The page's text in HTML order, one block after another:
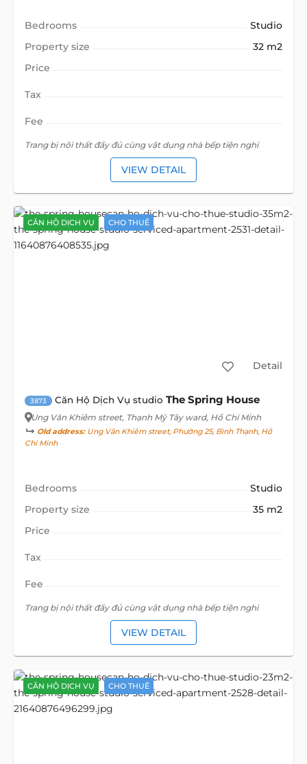
Bedrooms
Studio
Property size
32 m2
Price
Tax
Fee
Trang bị nội thất đầy đủ cùng vật dụng nhà bếp tiện nghi
VIEW DETAIL
CĂN HỘ DỊCH VỤ CHO THUÊ
Detail
3873 Căn Hộ Dịch Vụ studio The Spring House
Ung Văn Khiêm street, Thạnh Mỹ Tây ward, Hồ Chí Minh
Old address:Ung Văn Khiêm street, Phường 25, Bình Thạnh, Hồ
Chí Minh
Bedrooms
Studio
Property size
35 m2
Price
Tax
Fee
Trang bị nội thất đầy đủ cùng vật dụng nhà bếp tiện nghi
VIEW DETAIL
CĂN HỘ DỊCH VỤ CHO THUÊ